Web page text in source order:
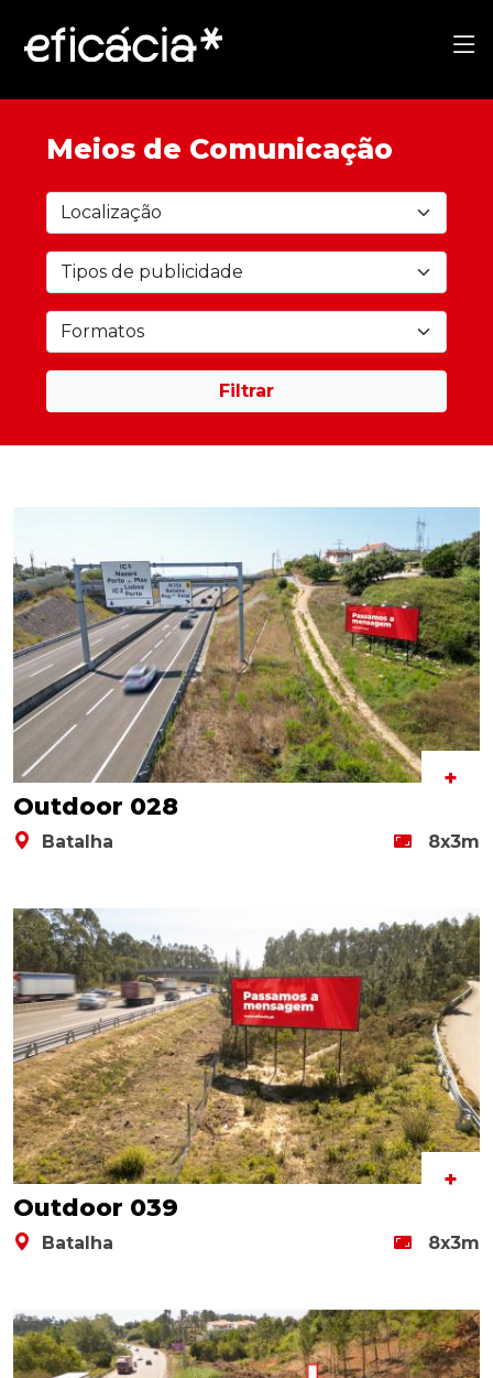
Meios de Comunicação
Filtrar
+
Outdoor 028
Batalha 8x3m
+
Outdoor 039
Batalha 8x3m